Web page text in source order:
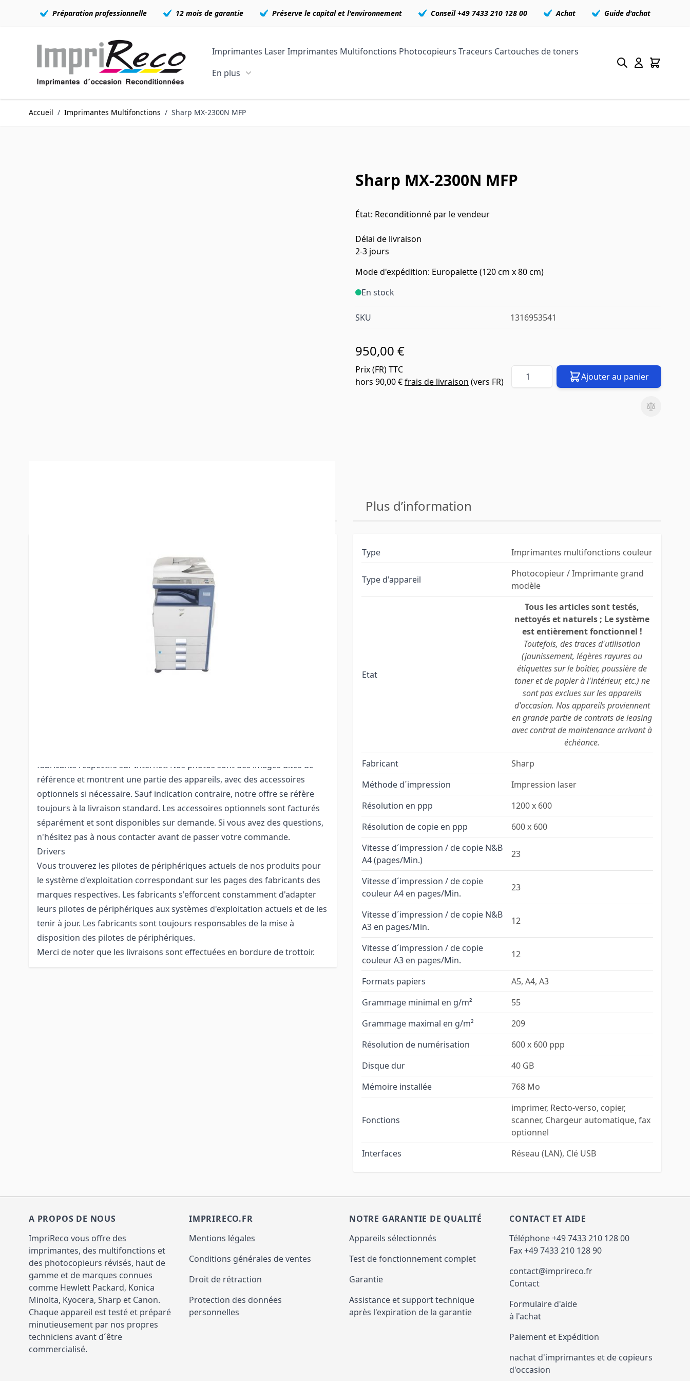
Préparation professionnelle 12 mois de garantie Préserve le capital et l'environnement Conseil +49 7433 210 128 00 Achat Guide d'achat
Imprimantes LaserImprimantes Multifonctions Photocopieurs Traceurs Cartouches de toners
En plus
Accueil / Imprimantes Multifonctions / Sharp MX-2300N MFP
Sharp MX-2300N MFP
État: Reconditionné par le vendeur
Délai de livraison
2-3 jours
Mode d'expédition: Europalette (120 cm x 80 cm)
En stock
SKU 1316953541
950,00 €
Prix (FR) TTC
hors 90,00 €frais de livraison (vers FR)
Quantité Ajouter au panier
Sauf indication contraire, les articles que nous proposons sont des
appareils d'occasion de haute qualité. Tous les produits ont été testés
individuellement par nos techniciens et les pièces d'usure (comme les
rouleaux, les appareils de chauffage, etc.) ont été remplacées si nécessaire.
Bien entendu, nous veillons à ce que les marchandises quittent notre
entrepôt en parfait état de fonctionnement.
fabricants respectifs sur Internet. Nos photos sont des images dites de
référence et montrent une partie des appareils, avec des accessoires
optionnels si nécessaire. Sauf indication contraire, notre offre se réfère
toujours à la livraison standard. Les accessoires optionnels sont facturés
séparément et sont disponibles sur demande. Si vous avez des questions,
n'hésitez pas à nous contacter avant de passer votre commande.
Drivers
Vous trouverez les pilotes de périphériques actuels de nos produits pour
le système d'exploitation correspondant sur les pages des fabricants des
marques respectives. Les fabricants s'efforcent constamment d'adapter
leurs pilotes de périphériques aux systèmes d'exploitation actuels et de les
tenir à jour. Les fabricants sont toujours responsables de la mise à
disposition des pilotes de périphériques.
Merci de noter que les livraisons sont effectuées en bordure de trottoir.
Plus d’information
Type Imprimantes multifonctions couleur
Type d'appareil
Photocopieur / Imprimante grand
modèle
Etat
Tous les articles sont testés,
nettoyés et naturels ; Le système
est entièrement fonctionnel !
Toutefois, des traces d'utilisation
(jaunissement, légères rayures ou
étiquettes sur le boîtier, poussière de
toner et de papier à l'intérieur, etc.) ne
sont pas exclues sur les appareils
d'occasion. Nos appareils proviennent
en grande partie de contrats de leasing
avec contrat de maintenance arrivant à
échéance.
Fabricant
Sharp
Méthode d´impression
Impression laser
Résolution en ppp
1200 x 600
Résolution de copie en ppp
600 x 600
Vitesse d´impression / de copie N&B
A4 (pages/Min.)
23
Vitesse d´impression / de copie
couleur A4 en pages/Min.
23
Vitesse d´impression / de copie N&B
A3 en pages/Min.
12
Vitesse d´impression / de copie
couleur A3 en pages/Min.
12
Formats papiers
A5, A4, A3
Grammage minimal en g/m²
55
Grammage maximal en g/m²
209
Résolution de numérisation
600 x 600 ppp
Disque dur
40 GB
Mémoire installée
768 Mo
Fonctions
imprimer, Recto-verso, copier,
scanner, Chargeur automatique, fax
optionnel
Interfaces
Réseau (LAN), Clé USB
A PROPOS DE NOUS
ImpriReco vous offre des
imprimantes, des multifonctions et
des photocopieurs révisés, haut de
gamme et de marques connues
comme Hewlett Packard, Konica
Minolta, Kyocera, Sharp et Canon.
Chaque appareil est testé et préparé
minutieusement par nos propres
techniciens avant d´être
commercialisé.
IMPRIRECO.FR
Mentions légales
Conditions générales de ventes
Droit de rétraction
Protection des données
personnelles
NOTRE GARANTIE DE QUALITÉ
Appareils sélectionnés
Test de fonctionnement complet
Garantie
Assistance et support technique
après l'expiration de la garantie
CONTACT ET AIDE
Téléphone +49 7433 210 128 00
Fax +49 7433 210 128 90
contact@imprireco.fr
Contact
Formulaire d'aide
à l'achat
Paiement et Expédition
nachat d'imprimantes et de copieurs
d'occasion